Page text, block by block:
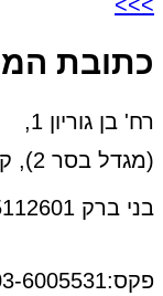
כתובת
רח' בן גוריון 1,
(מגדל בסר 2), קומה 19
בני ברק 5112601
פקס:03-6005531